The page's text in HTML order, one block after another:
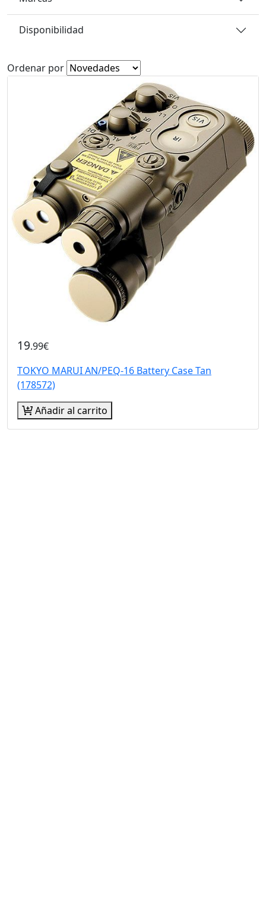
Disponibilidad
Ordenar por
19.99€
TOKYO MARUI AN/PEQ-16 Battery Case Tan
(178572)
Añadir al carrito